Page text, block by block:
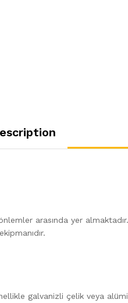
arasında yer
galvanizli çelik veya